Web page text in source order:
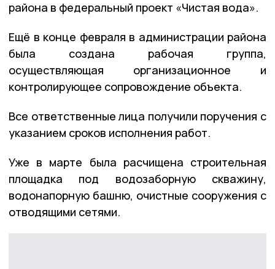
района в федеральный проект «Чистая вода».
Ещё в конце февраля в администрации района
была создана рабочая группа,
осуществляющая организационное и
контролирующее сопровождение объекта.
Все ответственные лица получили поручения с
указанием сроков исполнения работ.
Уже в марте была расчищена строительная
площадка под водозаборную скважину,
водонапорную башню, очистные сооружения с
отводящими сетями.